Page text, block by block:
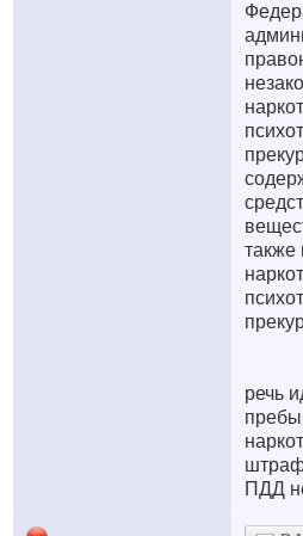
также
речь
ПДД